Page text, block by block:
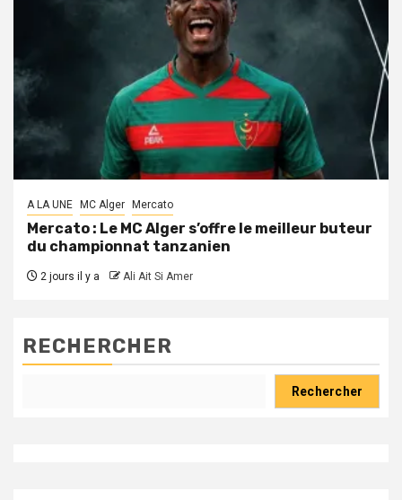
A LA UNE MC Alger Mercato
Mercato : Le MC Alger s’offre le meilleur buteur
du championnat tanzanien
2 jours il y a Ali Ait Si Amer
RECHERCHER
Rechercher